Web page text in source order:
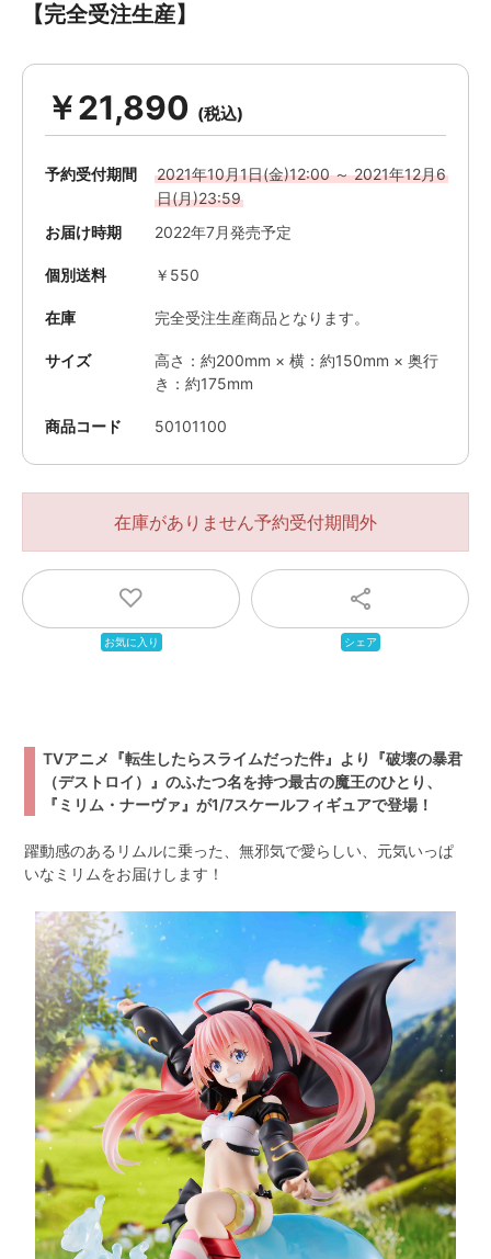
【完全受注生産】
￥21,890
商品コード 50101100
予約受付期間
2021年10月1日(金)12:00 ～ 2021年12月6
日(月)23:59
お届け時期
2022年7月発売予定
サイズ
高さ：約200mm × 横：約150mm × 奥行
き：約175mm
個別送料 ￥550
在庫 完全受注生産商品となります。
在庫がありません
TVアニメ『転生したらスライムだった件』より『破壊の暴君
（デストロイ）』のふたつ名を持つ最古の魔王のひとり、
『ミリム・ナーヴァ』が1/7スケールフィギュアで登場！
躍動感のあるリムルに乗った、無邪気で愛らしい、元気いっぱ
いなミリムをお届けします！